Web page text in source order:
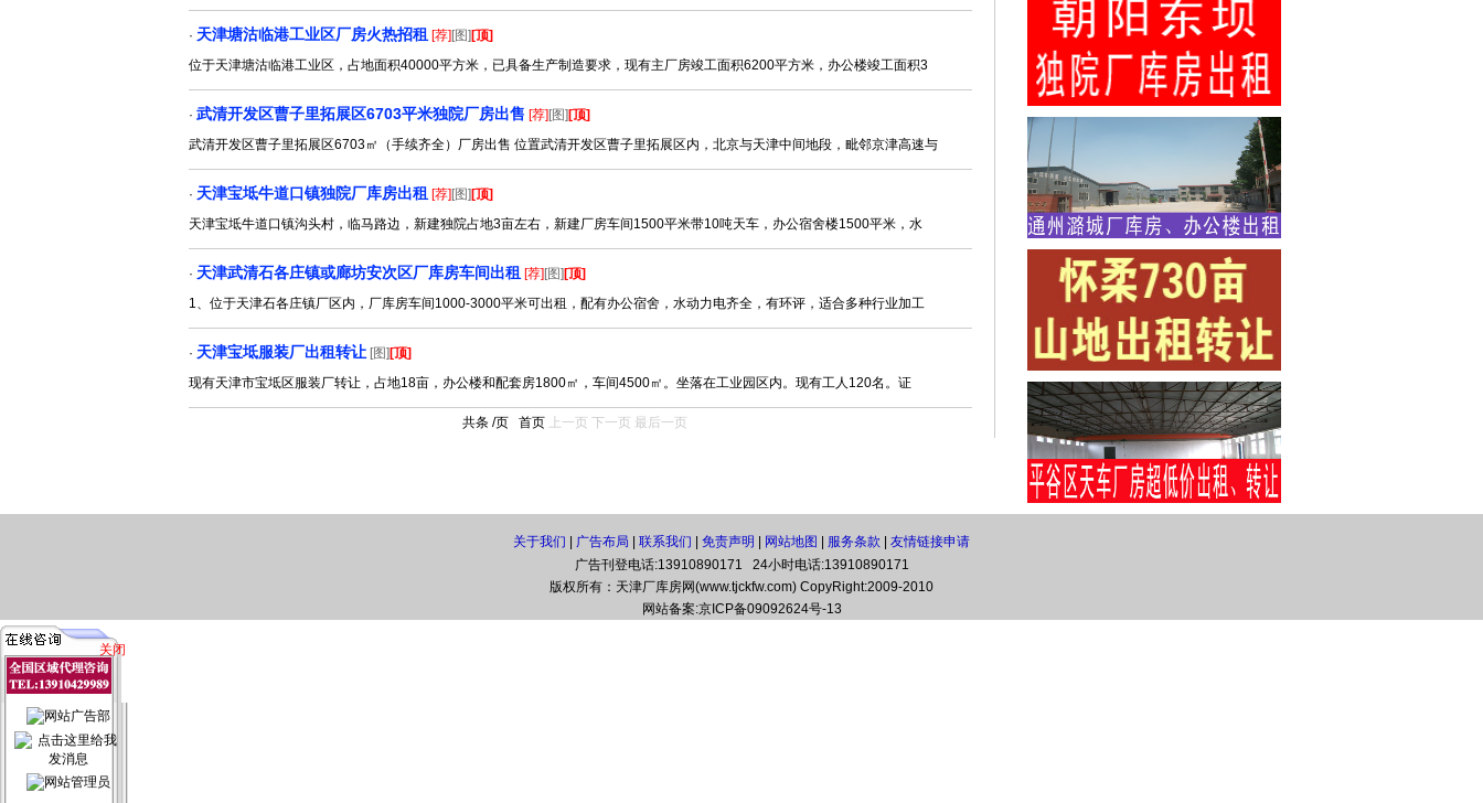
· 天津塘沽临港工业区厂房火热招租 [荐] [图] [顶]
位于天津塘沽临港工业区，占地面积40000平方米，已具备生产制造要求，现有主厂房竣工面积6200平方米，办公楼竣工面积3
· 武清开发区曹子里拓展区6703平米独院厂房出售 [荐] [图] [顶]
武清开发区曹子里拓展区6703㎡（手续齐全）厂房出售 位置武清开发区曹子里拓展区内，北京与天津中间地段，毗邻京津高速与
· 天津宝坻牛道口镇独院厂库房出租 [荐] [图] [顶]
天津宝坻牛道口镇沟头村，临马路边，新建独院占地3亩左右，新建厂房车间1500平米带10吨天车，办公宿舍楼1500平米，水
· 天津武清石各庄镇或廊坊安次区厂库房车间出租 [荐] [图] [顶]
1、位于天津石各庄镇厂区内，厂库房车间1000-3000平米可出租，配有办公宿舍，水动力电齐全，有环评，适合多种行业加工
· 天津宝坻服装厂出租转让 [图] [顶]
现有天津市宝坻区服装厂转让，占地18亩，办公楼和配套房1800㎡，车间4500㎡。坐落在工业园区内。现有工人120名。证
共条 /页 首页 上一页 下一页 最后一页
关于我们 广告布局 联系我们 免责声明 网站地图 服务条款
友情链接申请
广告刊登电话:13910890171 24小时电话:13910890171
版权所有：天津厂库房网(www.tjckfw.com) CopyRight:2009-2010
网站备案:京ICP备09092624号-13
关闭